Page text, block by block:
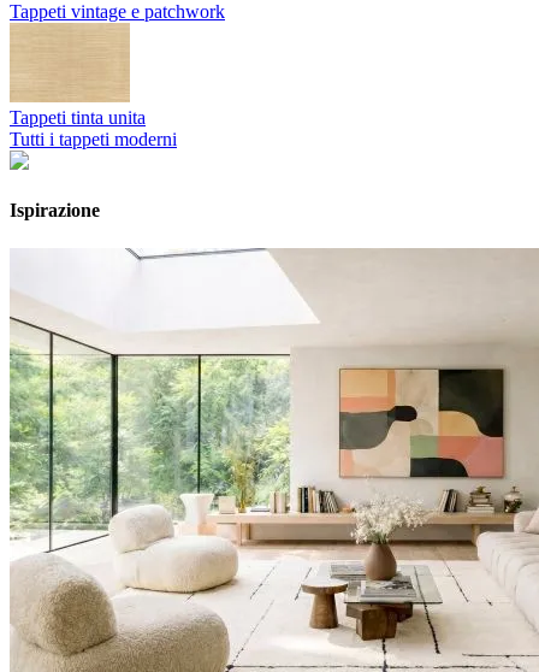
Tappeti vintage e patchwork
Tappeti tinta unita
Tutti i tappeti moderni
Ispirazione